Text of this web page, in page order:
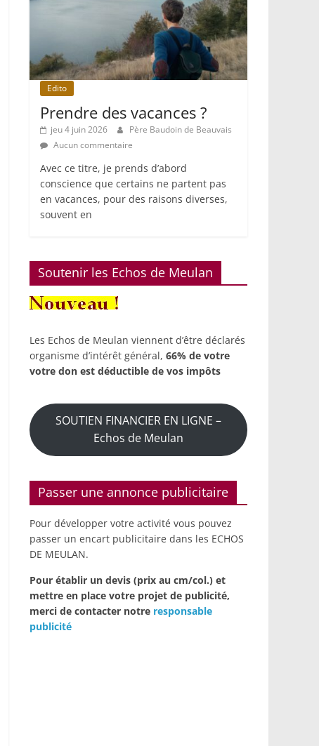
Edito
Prendre des vacances ?
jeu 4 juin 2026
Père Baudoin de Beauvais
Aucun commentaire
Avec ce titre, je prends d’abord
conscience que certains ne partent pas
en vacances, pour des raisons diverses,
souvent en
Soutenir les Echos de Meulan
Les Echos de Meulan viennent d’être déclarés
organisme d’intérêt général, 66% de votre
votre don est déductible de vos impôts
SOUTIEN FINANCIER EN LIGNE –
Echos de Meulan
Passer une annonce publicitaire
Pour développer votre activité vous pouvez
passer un encart publicitaire dans les ECHOS
DE MEULAN.
Pour établir un devis (prix au cm/col.) et
mettre en place votre projet de publicité,
merci de contacter notre responsable
publicité